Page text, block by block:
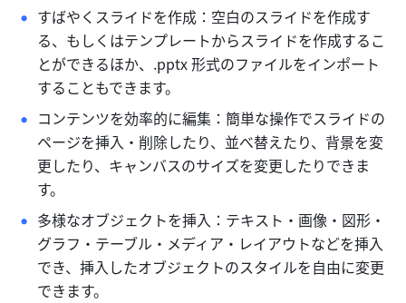
すばやくスライドを作成：空白のスライドを作成す
る、もしくはテンプレートからスライドを作成するこ
とができるほか、.pptx 形式のファイルをインポート
することもできます。
コンテンツを効率的に編集：簡単な操作でスライドの
ページを挿入・削除したり、並べ替えたり、背景を変
更したり、キャンバスのサイズを変更したりできま
す。
多様なオブジェクトを挿入：テキスト・画像・図形・
グラフ・テーブル・メディア・レイアウトなどを挿入
でき、挿入したオブジェクトのスタイルを自由に変更
できます。